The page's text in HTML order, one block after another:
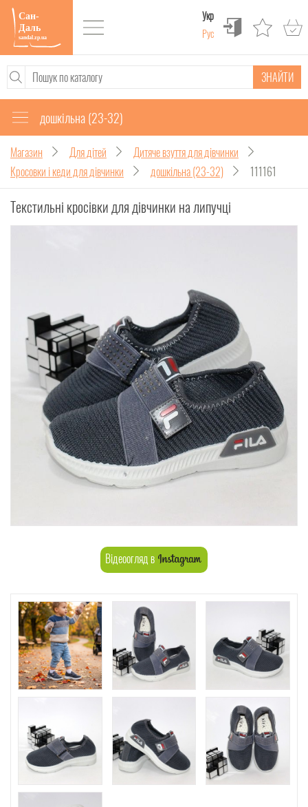
Укр
Рус
ЗНАЙТИ
дошкільна (23-32)
Магазин Для дітей
Дитяче взуття для дівчинки
Кросовки і кеди для дівчинки
дошкільна (23-32) 111161
Текстильні кросівки для дівчинки на липучці
Відеоогляд в